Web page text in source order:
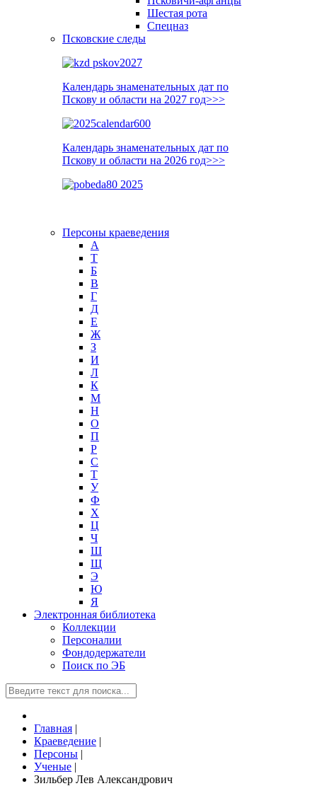
Шестая рота
Спецназ
Псковские следы
Календарь знаменательных дат по
Пскову и области на 2027 год>>>
Календарь знаменательных дат по
Пскову и области на 2026 год>>>
Персоны краеведения
А
T
Б
В
Г
Д
Е
Ж
З
И
Л
К
М
Н
О
П
Р
С
Т
У
Ф
Х
Ц
Ч
Ш
Щ
Э
Ю
Я
Электронная библиотека
Коллекции
Персоналии
Фондодержатели
Поиск по ЭБ
Главная |
Краеведение |
Персоны |
Ученые |
Зильбер Лев Александрович